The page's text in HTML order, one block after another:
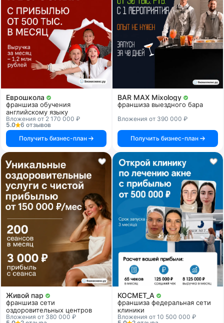
Еврошкола
франшиза обучения
английскому языку
Вложения от 2 170 000 ₽
5.0
6 отзывов
Получить бизнес-план
BAR MAX Mixology
франшиза выездного бара
Вложения от 390 000 ₽
Получить бизнес-план
Живой пар
франшиза сети
оздоровительных центров
Вложения от 380 000 ₽
КОСМЕТ_А
франшиза федеральная сети
клиники
Вложения от 10 500 000 ₽